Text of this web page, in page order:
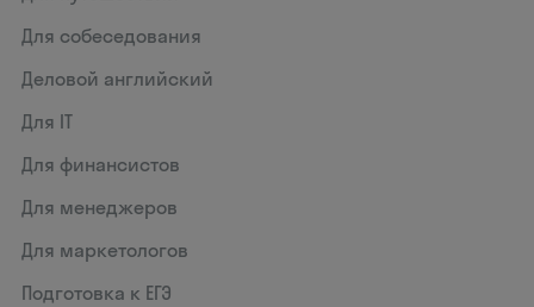
Для собеседования
Деловой английский
Для IT
Для финансистов
Для менеджеров
Для маркетологов
Подготовка к ЕГЭ